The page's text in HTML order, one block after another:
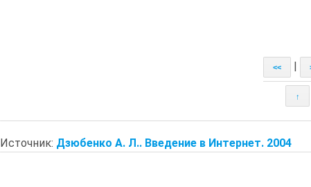
<<
↑
Источник: Дзюбенко А. Л.. Введение в Интернет. 2004